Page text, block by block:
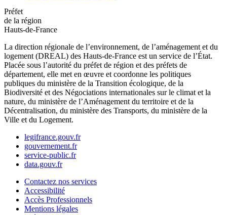
Préfet
de la région
Hauts-de-France
La direction régionale de l’environnement, de l’aménagement et du
logement (DREAL) des Hauts-de-France est un service de l’État.
Placée sous l’autorité du préfet de région et des préfets de
département, elle met en œuvre et coordonne les politiques
publiques du ministère de la Transition écologique, de la
Biodiversité et des Négociations internationales sur le climat et la
nature, du ministère de l’Aménagement du territoire et de la
Décentralisation, du ministère des Transports, du ministère de la
Ville et du Logement.
legifrance.gouv.fr
gouvernement.fr
service-public.fr
data.gouv.fr
Contactez nos services
Accessibilité
Accès Professionnels
Mentions légales